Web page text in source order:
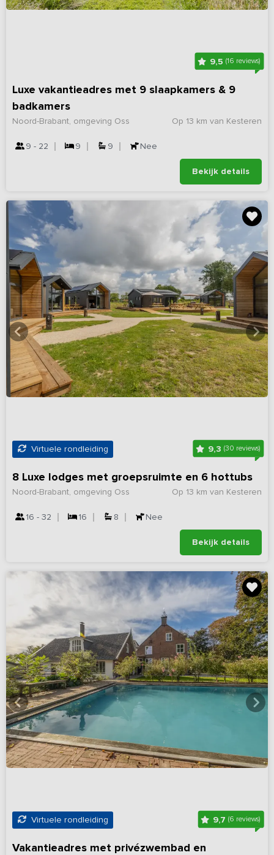
9,5(16 reviews)
Luxe vakantieadres met 9 slaapkamers & 9
badkamers
Op 13 km van Kesteren
Noord-Brabant, omgeving Oss
9 - 22 9 9 Nee
Bekijk details
Virtuele rondleiding 9,3 (30 reviews)
8 Luxe lodges met groepsruimte en 6 hottubs
Op 13 km van Kesteren
Noord-Brabant, omgeving Oss
16 - 32 16 8 Nee
Bekijk details
Virtuele rondleiding 9,7(6 reviews)
Vakantieadres met privézwembad en